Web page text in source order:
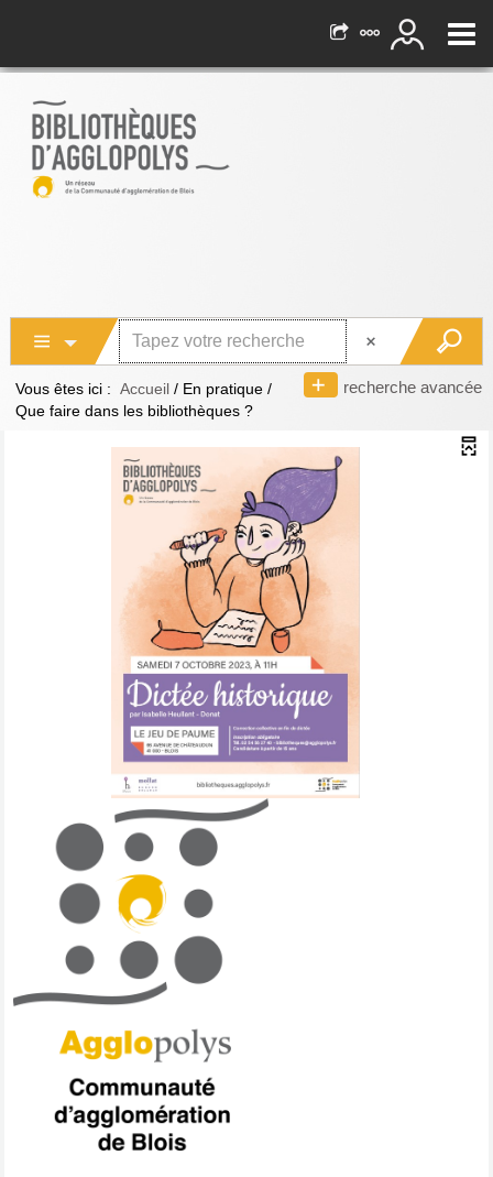
recherche avancée
Vous êtes ici : Accueil / En pratique /
Que faire dans les bibliothèques ?